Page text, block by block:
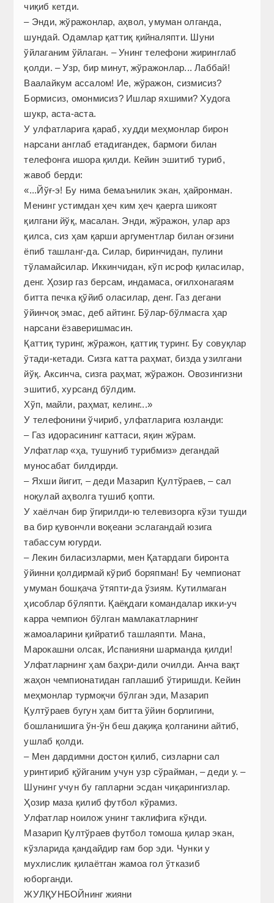
чиқиб кетди.
– Энди, жўражонлар, аҳвол, умуман олганда,
шундай. Одамлар қаттиқ қийналяпти. Шуни
ўйлаганим ўйлаган. – Унинг телефони жиринг­лаб
қолди. – Узр, бир минут, жўражонлар... Лаббай!
Ваалайкум ассалом! Ие, жўражон, сизмисиз?
Бормисиз, омонмисиз? Ишлар яхшими? Худога
шукр, аста-аста.
У улфатларига қараб, худди меҳмонлар бирон
нарсани англаб етадигандек, бармоғи билан
телефонга ишора қилди. Кейин эшитиб туриб,
жавоб берди:
«...Йўғ-э! Бу нима бемаънилик экан, ҳайронман.
Менинг устимдан ҳеч ким ҳеч қаерга шикоят
қилгани йўқ, масалан. Энди, жўражон, улар арз
қилса, сиз ҳам қарши аргументлар билан оғзини
ёпиб ташланг-да. Силар, биринчидан, пулини
тўламайсилар. Иккинчидан, кўп исроф қиласилар,
денг. Ҳозир газ берсам, индамаса, оғилхонагаям
битта печка қўйиб оласилар, денг. Газ дегани
ўйинчоқ эмас, деб айтинг. Бўлар-бўлмасга ҳар
нарсани ёзаверишмасин.
Қаттиқ туринг, жўражон, қаттиқ туринг. Бу совуқлар
ўтади-кетади. Сизга катта раҳмат, бизда узилгани
йўқ. Аксинча, сизга раҳмат, жўражон. Овозингизни
эшитиб, хурсанд бўлдим.
Хўп, майли, раҳмат, келинг...»
У телефонини ўчириб, улфатларига юзланди:
– Газ идорасининг каттаси, яқин жўрам.
Улфатлар «ҳа, тушуниб турибмиз» дегандай
муносабат билдирди.
– Яхши йигит, – деди Мазарип Қултўраев, – сал
ноқулай аҳволга тушиб қопти.
У хаёлчан бир ўгирилди-ю телевизорга кўзи тушди
ва бир қувончли воқеани эслагандай юзига
табассум югурди.
– Лекин биласизларми, мен Қатардаги биронта
ўйинни қолдирмай кўриб боряпман! Бу чемпионат
умуман бошқача ўтяпти-да ўзиям. Кутилмаган
ҳисоблар бўляпти. Қаёқдаги командалар икки-уч
карра чемпион бўлган мамлакатларнинг
жамоаларини қийратиб ташлаяпти. Мана,
Марокашни олсак, Испания­ни шарманда қилди!
Улфатларнинг ҳам баҳри-дили очилди. Анча вақт
жаҳон чемпионатидан гаплашиб ўтиришди. Кейин
меҳмонлар турмоқчи бўлган эди, Мазарип
Қултўраев бугун ҳам битта ўйин борлигини,
бошланишига ўн-ўн беш дақиқа қолганини айтиб,
ушлаб қолди.
– Мен дардимни достон қилиб, сизларни сал
уринтириб қўйганим учун узр сўрайман, – деди у. –
Шунинг учун бу гапларни эсдан чиқарингизлар.
Ҳозир маза қилиб футбол кўрамиз.
Улфатлар ноилож унинг таклифига кўнди.
Мазарип Қултўраев футбол томоша қилар экан,
кўзларида қандайдир ғам бор эди. Чунки у
мухлислик қилаётган жамоа гол ўтказиб
юборганди.
ЖУЛҚУНБОЙнинг жияни